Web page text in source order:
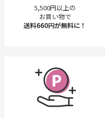
5,500円以上の
お買い物で
送料660円が無料に！